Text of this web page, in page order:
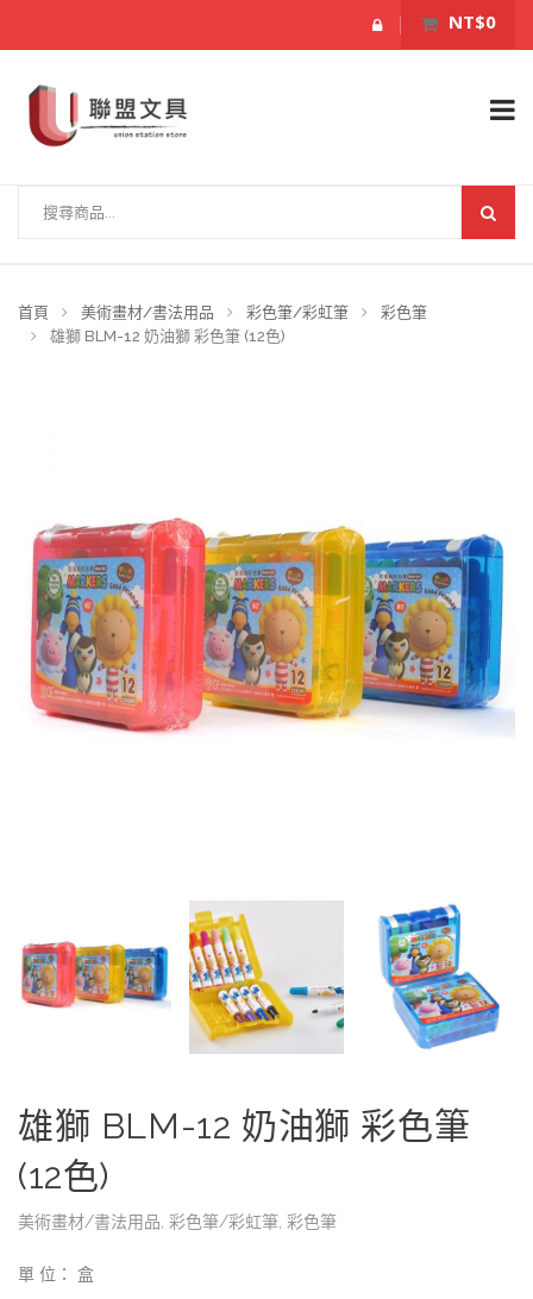
NT$0
首頁 美術畫材/書法用品 彩色筆/彩虹筆
彩色筆
雄獅 BLM-12 奶油獅 彩色筆 (12色)
雄獅 BLM-12 奶油獅 彩色筆
(12色)
美術畫材/書法用品, 彩色筆/彩虹筆, 彩色筆
單 位： 盒